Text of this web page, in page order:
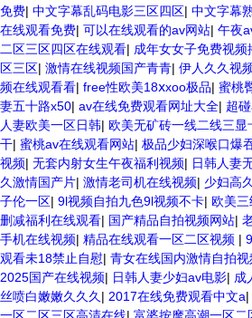
免费| 中文字幕乱码电影三区四区| 中文字幕
在线观看免费| 可以在线观看的av网站| 午夜
二区三区四区在线观看| 成年女女子免费视频
区三区| 激情在线视频国产青青| 伊人久久视
频在线观看看| free性欧美18ⅹxoo极品| 蜜桃
妻五十路x50| av在线免费观看网址大全| 超
人妻欧美一区日韩| 欧美无矿砖一线二线三显
干| 蜜桃av在线观看网站| 极品少妇深喉口爆
视频| 无套内射女生午夜福利视频| 日韩人妻
久激情国产片| 激情老司机在线视频| 少妇高
子伦一区| 9l视频自拍九色9l视频不卡| 欧美三
删减福利在线观看| 国产精品自拍视频网站|
手机在线视频| 精品在线观看一区二区视频 |
观看未18禁止自慰| 青女在线国内激情自拍视
2025国产在线视频| 日韩人妻少妇av电影| 成
丝喷白嫩嫩久久久 | 2017在线免费观看中文a|